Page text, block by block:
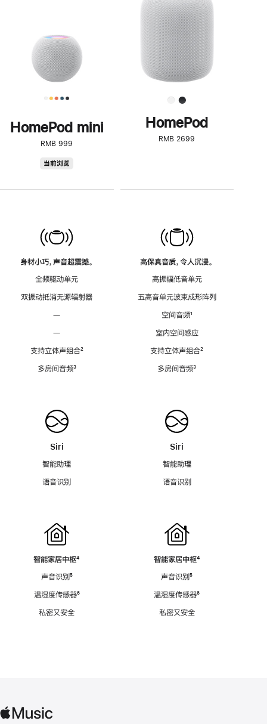
HomePod mini
RMB 999
当前浏览
身材小巧，声音超震撼。
全频驱动单元
双振动抵消无源辐射器
—
—
支持立体声组合脚
²
多房间音频脚
³
Siri
智能助理
语音识别
智能家居中枢脚
⁴
声音识别脚
⁵
温湿度传感器脚
⁶
私密又安全
了
解
HomePod<
HomePod
RMB 2699
高保真音质，令人沉浸。
高振幅低音单元
五高音单元波束成形阵列
空间音频脚
¹
室内空间感应
支持立体声组合脚
²
多房间音频脚
³
Siri
智能助理
语音识别
智能家居中枢脚
⁴
声音识别脚
⁵
温湿度传感器脚
⁶
私密又安全